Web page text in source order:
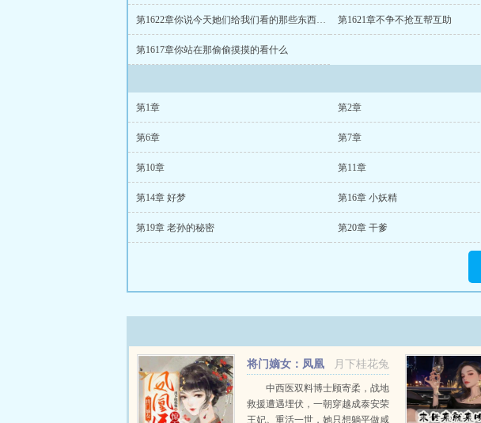
第1622章你说今天她们给我们看的那些东西到底是什么 第1621章不争不抢互帮互助
第1617章你站在那偷偷摸摸的看什么
第1章 第2章
第6章 第7章
第10章 第11章
第14章 好梦 第16章 小妖精
第19章 老孙的秘密 第20章 干爹
月下桂花兔
将门嫡女：凤凰
医妃惊天下
中西医双料博士顾寄柔，战地
救援遭遇埋伏，一朝穿越成泰安荣
王妃。重活一世，她只想躺平做咸